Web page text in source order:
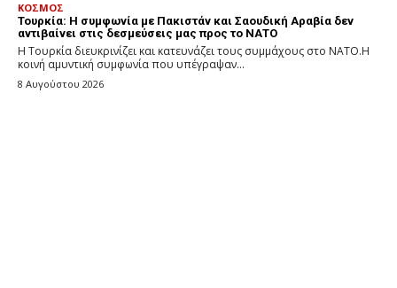
ΚΟΣΜΟΣ
Τουρκία: Η συμφωνία με Πακιστάν και Σαουδική Αραβία δεν
αντιβαίνει στις δεσμεύσεις μας προς το ΝΑΤΟ
Η Τουρκία διευκρινίζει και κατευνάζει τους συμμάχους στο ΝΑΤΟ.Η
κοινή αμυντική συμφωνία που υπέγραψαν...
8 Αυγούστου 2026